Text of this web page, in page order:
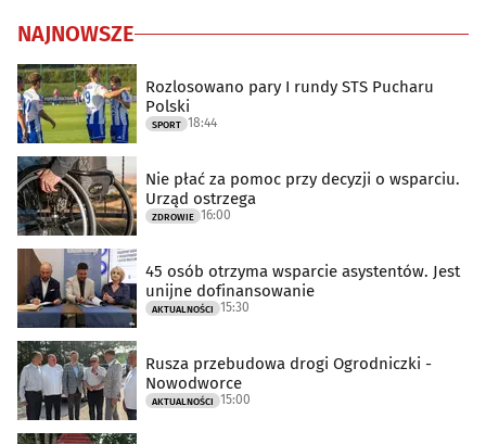
NAJNOWSZE
Rozlosowano pary I rundy STS Pucharu
Polski
SPORT 18:44
Nie płać za pomoc przy decyzji o wsparciu.
Urząd ostrzega
ZDROWIE 16:00
45 osób otrzyma wsparcie asystentów. Jest
unijne dofinansowanie
AKTUALNOŚCI 15:30
Rusza przebudowa drogi Ogrodniczki -
Nowodworce
AKTUALNOŚCI 15:00